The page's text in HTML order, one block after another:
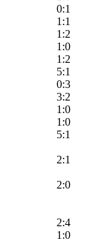
0:1
1:1
1:2
1:0
1:2
5:1
0:3
3:2
1:0
1:0
5:1
2:1
2:0
2:4
1:0